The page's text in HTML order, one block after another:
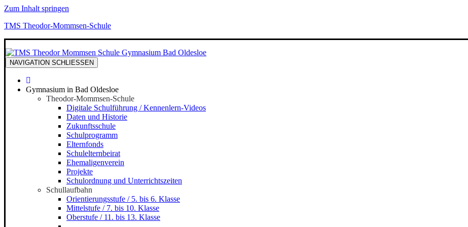
Zum Inhalt springen
TMS Theodor-Mommsen-Schule
NAVIGATION SCHLIESSEN
Gymnasium in Bad Oldesloe
Theodor-Mommsen-Schule
Digitale Schulführung / Kennenlern-Videos
Daten und Historie
Zukunftsschule
Schulprogramm
Elternfonds
Schulelternbeirat
Ehemaligenverein
Projekte
Schulordnung und Unterrichtszeiten
Schullaufbahn
Orientierungsstufe / 5. bis 6. Klasse
Mittelstufe / 7. bis 10. Klasse
Oberstufe / 11. bis 13. Klasse